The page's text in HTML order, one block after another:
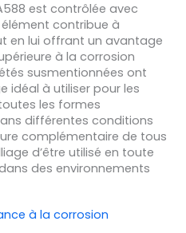
est contrôlée avec
contribue à
en lui offrant un avantage
à la corrosion
susmentionnées ont
idéal à utiliser pour les
les formes
différentes conditions
complémentaire de tous
d’être utilisé en toute
des environnements
à la corrosion